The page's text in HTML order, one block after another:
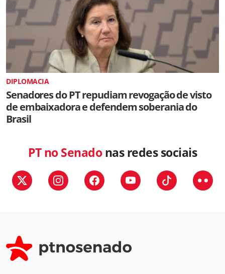
DIPLOMACIA
Senadores do PT repudiam revogação de visto
de embaixadora e defendem soberania do
Brasil
PT no Senadonas redes sociais